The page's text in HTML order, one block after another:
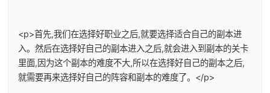
<p>首先,我们在选择好职业之后,就要选择适合自己的副本进
入。然后在选择好自己的副本进入之后,就会进入到副本的关卡
里面,因为这个副本的难度不大,所以在选择好自己的副本之后,
就需要再来选择好自己的阵容和副本的难度了。</p>